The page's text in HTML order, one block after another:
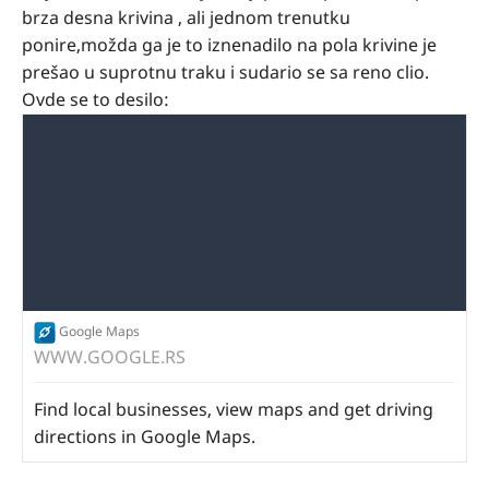
brza desna krivina , ali jednom trenutku
ponire,možda ga je to iznenadilo na pola krivine je
prešao u suprotnu traku i sudario se sa reno clio.
Ovde se to desilo:
Google Maps
WWW.GOOGLE.RS
Find local businesses, view maps and get driving
directions in Google Maps.